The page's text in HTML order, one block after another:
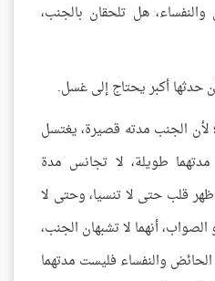
هل تلحقان بالجنب،
حدثها أكبر يحتاج إلى غسل.
لأن الجنب مدته قصيرة، يغتسل
طويلة، لا تجانس مدة
قلب حتى لا تنسيا، وحتى لا
أنهما لا تشبهان الجنب،
والنفساء فليست مدتهما